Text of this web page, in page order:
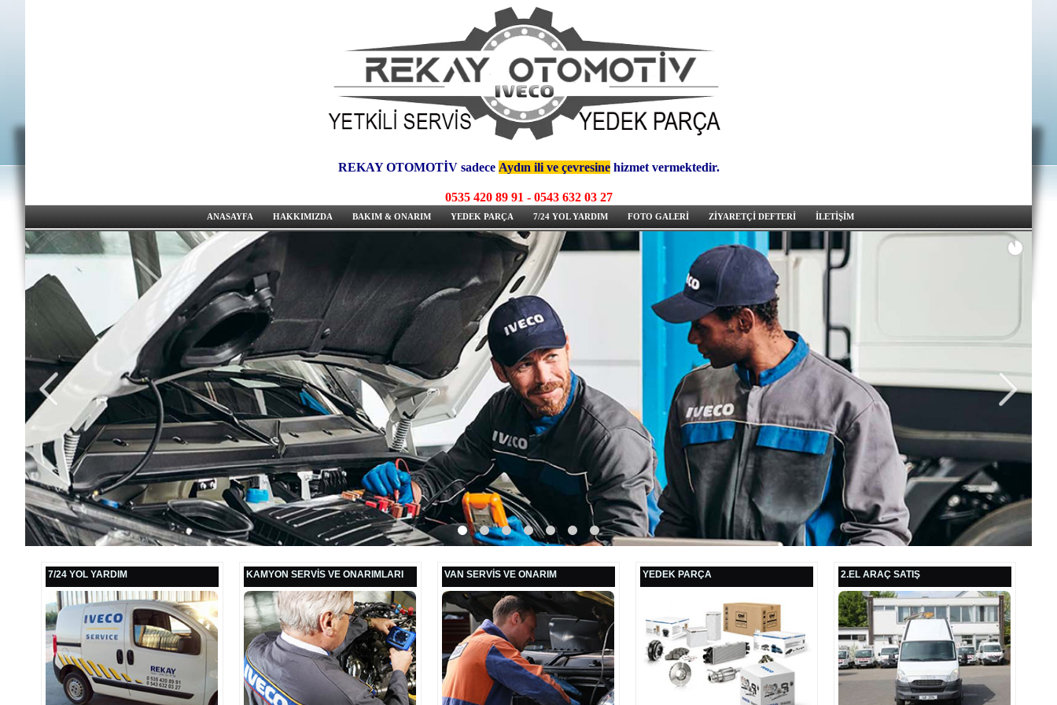
REKAY OTOMOTİV sadece Aydın ili ve çevresinehizmet vermektedir.
0535 420 89 91 - 0543 632 03 27
ANASAYFA HAKKIMIZDA BAKIM & ONARIM YEDEK PARÇA 7/24 YOL YARDIM FOTO GALERİ ZİYARETÇİ DEFTERİ İLETİŞİM
7/24 YOL YARDIM KAMYON SERVİS VE ONARIMLARI VAN SERVİS VE ONARIM YEDEK PARÇA 2.EL ARAÇ SATIŞ